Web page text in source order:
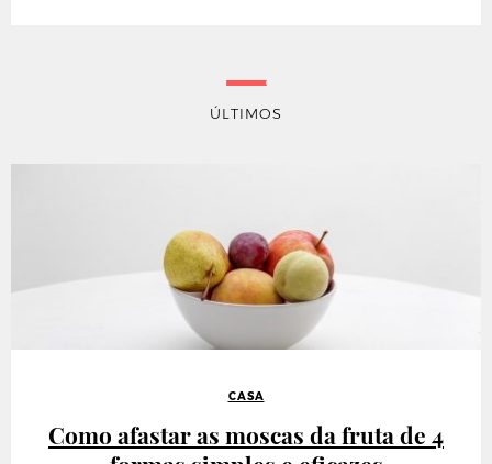
ÚLTIMOS
CASA
Como afastar as moscas da fruta de 4